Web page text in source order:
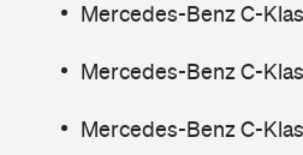
Mercedes-Benz C-
Mercedes-Benz C-
Mercedes-Benz C-